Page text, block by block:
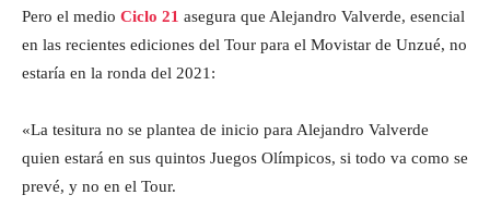
Pero el medio Ciclo 21 asegura que Alejandro Valverde, esencial
en las recientes ediciones del Tour para el Movistar de Unzué, no
estaría en la ronda del 2021:
«La tesitura no se plantea de inicio para Alejandro Valverde
quien estará en sus quintos Juegos Olímpicos, si todo va como se
prevé, y no en el Tour.